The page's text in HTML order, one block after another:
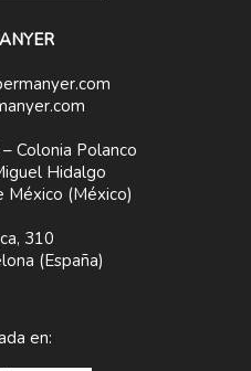
Colonia Polanco
Hidalgo
México (México)
310
(España)
en: